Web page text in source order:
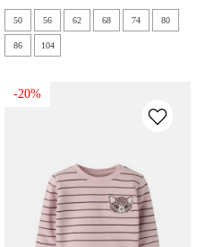
50 56 62 68 74 80
86 104
-20%